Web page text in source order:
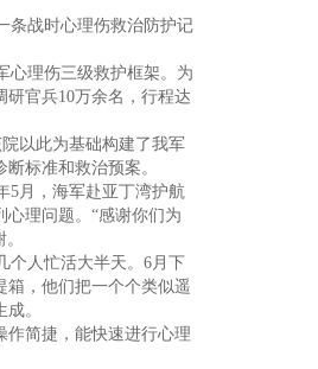
条战时心理伤救治防护记
心理伤三级救护框架。为
官兵10万余名，行程达
以此为基础构建了我军
标准和救治预案。
月，海军赴亚丁湾护航
理问题。“感谢你们为
个人忙活大半天。6月下
箱，他们把一个个类似遥
。
简捷，能快速进行心理